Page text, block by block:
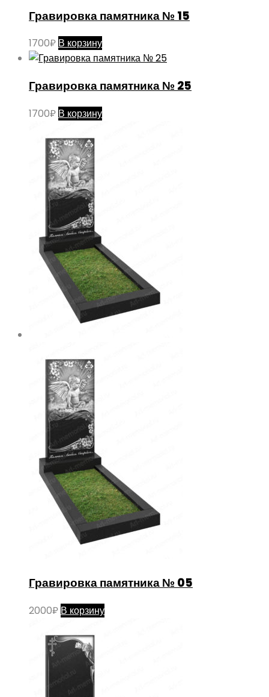
Гравировка памятника № 15
1700₽ В корзину
Гравировка памятника № 25
1700₽ В корзину
Гравировка памятника № 05
2000₽ В корзину